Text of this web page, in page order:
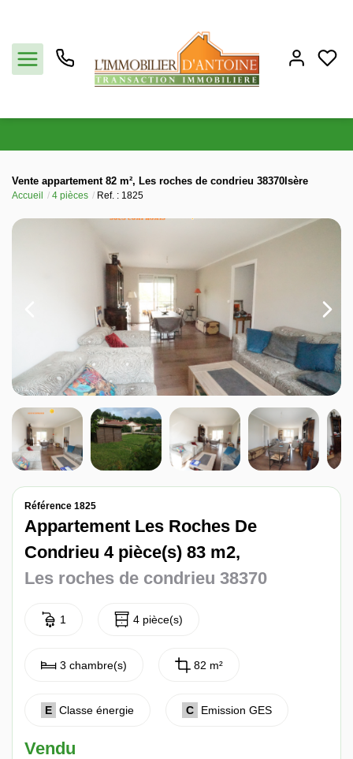
Vendre
Estimation
Notre agence
Partenaires
Nos avis
Contact
Vente appartement 82 m², Les roches de condrieu 38370Isère
Accueil 4 pièces Ref. : 1825
Référence 1825
Appartement Les Roches De
Condrieu 4 pièce(s) 83 m2,
Les roches de condrieu 38370
1 4 pièce(s)
3 chambre(s) 82 m²
E Classe énergie C Emission GES
Vendu